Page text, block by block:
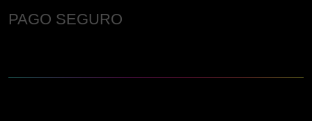
PAGO SEGURO